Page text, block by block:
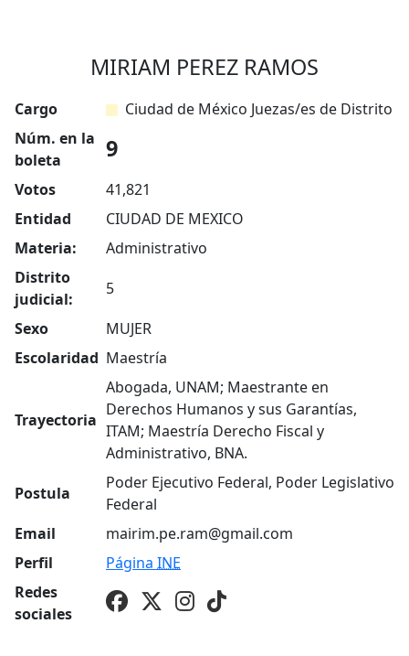
MIRIAM PEREZ RAMOS
Cargo
Ciudad de México Juezas/es de Distrito
Núm. en la
boleta
9
Votos
41,821
Entidad
CIUDAD DE MEXICO
Materia:
Administrativo
Distrito
judicial:
5
Sexo
MUJER
Escolaridad Maestría
Trayectoria
Abogada, UNAM; Maestrante en
Derechos Humanos y sus Garantías,
ITAM; Maestría Derecho Fiscal y
Administrativo, BNA.
Postula
Poder Ejecutivo Federal, Poder Legislativo
Federal
Email
mairim.pe.ram@gmail.com
Perfil
Página INE
Redes
sociales